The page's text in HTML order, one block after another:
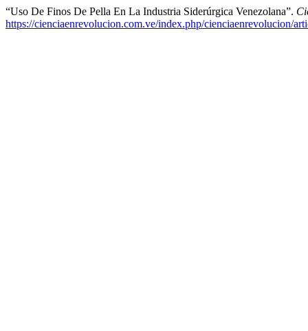
“Uso De Finos De Pella En La Industria Siderúrgica Venezolana”.
https://cienciaenrevolucion.com.ve/index.php/cienciaenrevolucion/